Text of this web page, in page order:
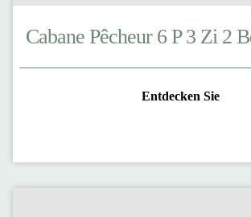
Cabane Pêcheur 6 P 3 Zi 2
Entdecken Sie